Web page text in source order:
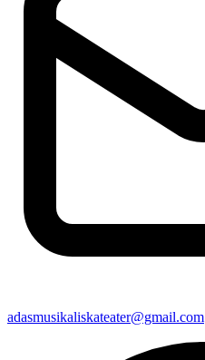
adasmusikaliskateater@gmail.com